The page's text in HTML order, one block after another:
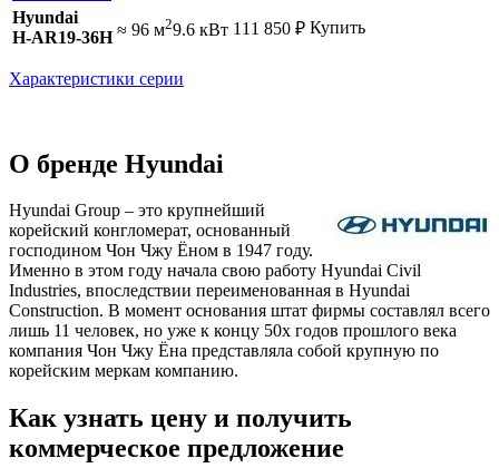
Hyundai
H-AR19-36H ≈ 96 м29.6 кВт 111 850 ₽ Купить
Характеристики серии
О бренде Hyundai
Hyundai Group – это крупнейший
корейский конгломерат, основанный
господином Чон Чжу Ёном в 1947 году.
Именно в этом году начала свою работу Hyundai Civil
Industries, впоследствии переименованная в Hyundai
Construction. В момент основания штат фирмы составлял всего
лишь 11 человек, но уже к концу 50х годов прошлого века
компания Чон Чжу Ёна представляла собой крупную по
корейским меркам компанию.
Как узнать цену и получить
коммерческое предложение